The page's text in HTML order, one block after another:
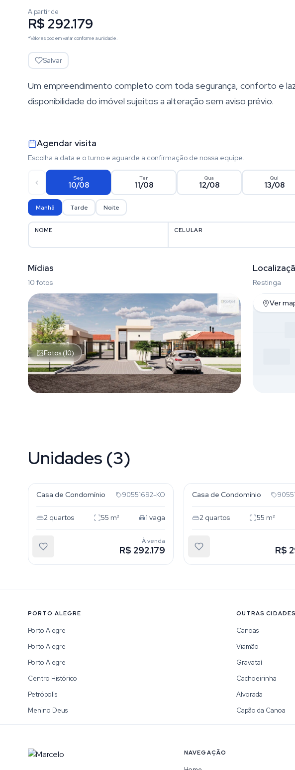
A partir de
R$ 292.179
*Valores podem variar conforme a unidade.
Salvar
Um empreendimento completo com toda segurança, conforto e
disponibilidade do imóvel sujeitos a alteração sem aviso prévio.
Agendar visita
Escolha a data e o turno e aguarde a confirmação de nossa equipe.
Seg
10/08
Ter
11/08
Qua
12/08
Qui
13/08
Manhã Tarde Noite
NOME CELULAR
Mídias
10 fotos
Fotos (10)
Restinga
Ver
Unidades (3)
Casa de Condomínio 90551692-KO
2 quartos 55 m² 1 vaga
À venda
R$ 292.179
Casa de Condomínio
2 quartos 55 m²
R$
PORTO ALEGRE
Porto Alegre
Porto Alegre
Porto Alegre
Centro Histórico
Petrópolis
Menino Deus
OUTRAS CIDADES
Canoas
Viamão
Gravataí
Cachoeirinha
Alvorada
Capão da Canoa
NAVEGAÇÃO